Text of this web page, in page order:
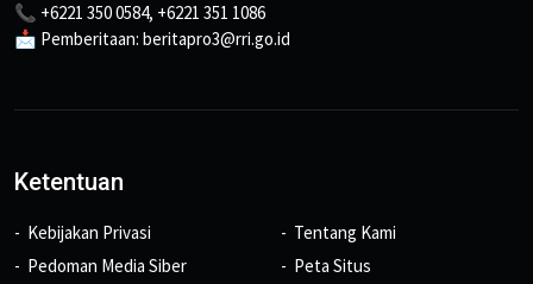
📞 +6221 350 0584, +6221 351 1086
📩 Pemberitaan: beritapro3@rri.go.id
Ketentuan
Kebijakan Privasi
Pedoman Media Siber
Tentang Kami
Peta Situs